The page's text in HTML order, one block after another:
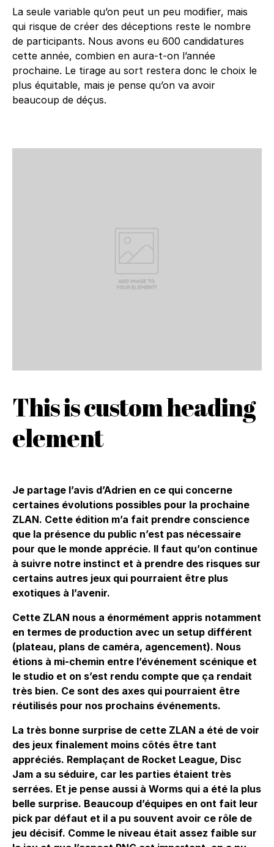
La seule variable qu’on peut un peu modifier, mais
qui risque de créer des déceptions reste le nombre
de participants. Nous avons eu 600 candidatures
cette année, combien en aura-t-on l’année
prochaine. Le tirage au sort restera donc le choix le
plus équitable, mais je pense qu’on va avoir
beaucoup de déçus.
This is custom heading
element
Je partage l’avis d’Adrien en ce qui concerne
certaines évolutions possibles pour la prochaine
ZLAN. Cette édition m’a fait prendre conscience
que la présence du public n’est pas nécessaire
pour que le monde apprécie. Il faut qu’on continue
à suivre notre instinct et à prendre des risques sur
certains autres jeux qui pourraient être plus
exotiques à l’avenir.
Cette ZLAN nous a énormément appris notamment
en termes de production avec un setup différent
(plateau, plans de caméra, agencement). Nous
étions à mi-chemin entre l’événement scénique et
le studio et on s’est rendu compte que ça rendait
très bien. Ce sont des axes qui pourraient être
réutilisés pour nos prochains événements.
La très bonne surprise de cette ZLAN a été de voir
des jeux finalement moins côtés être tant
appréciés. Remplaçant de Rocket League, Disc
Jam a su séduire, car les parties étaient très
serrées. Et je pense aussi à Worms qui a été la plus
belle surprise. Beaucoup d’équipes en ont fait leur
pick par défaut et il a pu souvent avoir ce rôle de
jeu décisif. Comme le niveau était assez faible sur